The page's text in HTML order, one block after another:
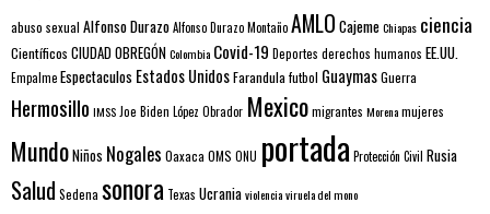
abuso sexual Alfonso DurazoAlfonso Durazo MontañoAMLO CajemeChiapas ciencia
Científicos CIUDAD OBREGÓNColombia Covid-19 Deportes derechos humanos EE.UU.
EmpalmeEspectaculos Estados UnidosFarandula futbol GuaymasGuerra
Hermosillo IMSS Joe Biden López Obrador Mexicomigrantes Morenamujeres
MundoNiños Nogales Oaxaca OMS ONU portada Protección Civil Rusia
Salud Sedena sonora Texas Ucraniaviolenciaviruela del mono